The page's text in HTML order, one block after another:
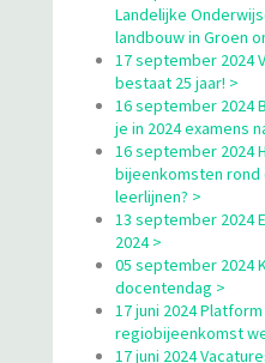
Landelijke
landbouw in Groen
17 september 2024
bestaat 25 jaar! >
16 september 2024
je in 2024 examens
16 september 2024
bijeenkomsten
leerlijnen? >
13 september 2024
2024 >
05 september 2024
docentendag >
17 juni 2024
regiobijeenkomst
17 juni 2024